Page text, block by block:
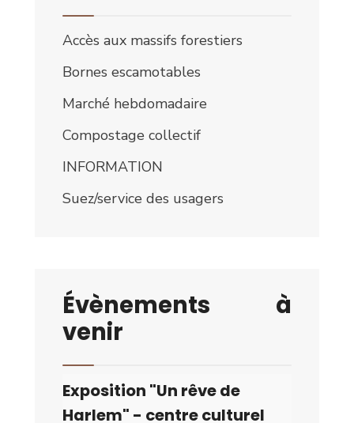
Accès aux massifs forestiers
Bornes escamotables
Marché hebdomadaire
Compostage collectif
INFORMATION
Suez/service des usagers
Évènements à
venir
Exposition "Un rêve de
Harlem" - centre culturel